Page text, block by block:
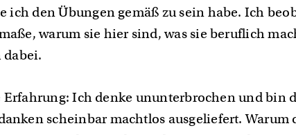
ich den Übungen gemäß zu sein habe. Ich
warum sie hier sind, was sie beruflich
Erfahrung: Ich denke ununterbrochen und bin
scheinbar machtlos ausgeliefert. Warum